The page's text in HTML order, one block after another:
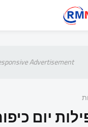
Advertisement
יום